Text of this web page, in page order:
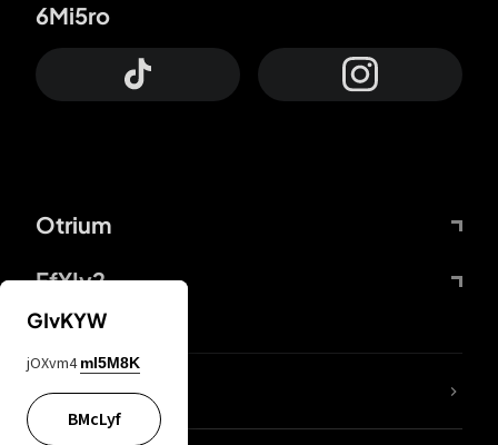
Otrium
FfYIy2
6Mi5ro
KIjvtr
GIvKYW
jOXvm4 mI5M8K
BMcLyf